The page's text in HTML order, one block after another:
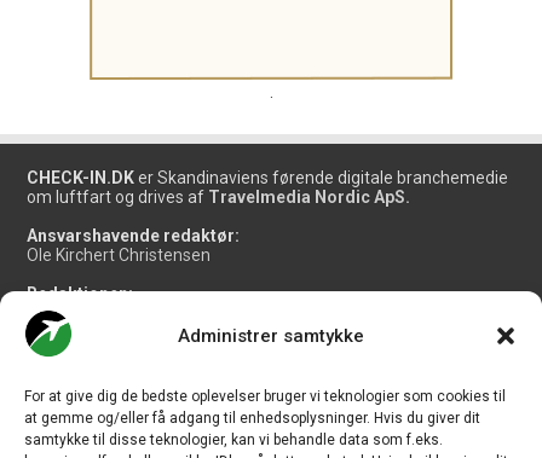
Administrer samtykke
For at give dig de bedste oplevelser bruger vi teknologier som cookies til
at gemme og/eller få adgang til enhedsoplysninger. Hvis du giver dit
samtykke til disse teknologier, kan vi behandle data som f.eks.
CHECK-IN.DK er Skandinaviens førende digitale branchemedie
om luftfart og drives af Travelmedia Nordic ApS.
Ansvarshavende redaktør:
Ole Kirchert Christensen
Redaktionen:
Christian Granhøj Skouboe
Henrik Baumgarten
Danny Longhi Andreasen
Salg og jobannoncer:
salg@travelmedianordic.com